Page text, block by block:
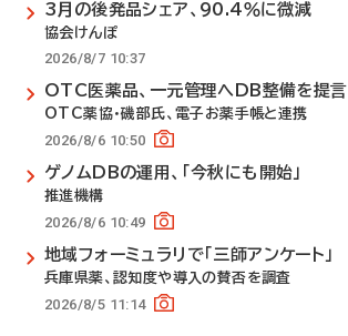
3月の後発品シェア、90.4％に微減
協会けんぽ
2026/8/7 10:37
OTC医薬品、一元管理へDB整備を提言
OTC薬協・磯部氏、電子お薬手帳と連携
2026/8/6 10:50
ゲノムDBの運用、「今秋にも開始」
推進機構
2026/8/6 10:49
地域フォーミュラリで「三師アンケート」
兵庫県薬、認知度や導入の賛否を調査
2026/8/5 11:14